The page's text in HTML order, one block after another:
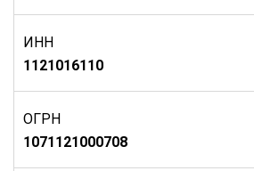
ИНН
1121016110
ОГРН
1071121000708